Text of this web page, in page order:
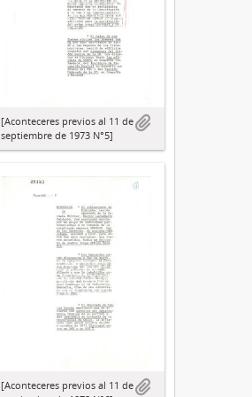
[Aconteceres previos al 11 de
septiembre de 1973 N°5]
[Aconteceres previos al 11 de